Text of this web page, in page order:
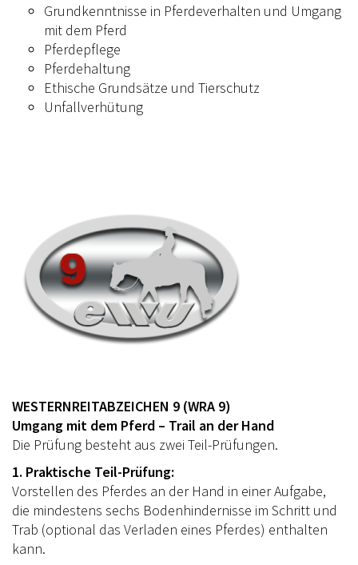
Grundkenntnisse in Pferdeverhalten und Umgang
mit dem Pferd
Pferdepflege
Pferdehaltung
Ethische Grundsätze und Tierschutz
Unfallverhütung
WESTERNREITABZEICHEN 9 (WRA 9)
Umgang mit dem Pferd – Trail an der Hand
Die Prüfung besteht aus zwei Teil-Prüfungen.
1. Praktische Teil-Prüfung:
Vorstellen des Pferdes an der Hand in einer Aufgabe,
die mindestens sechs Bodenhindernisse im Schritt und
Trab (optional das Verladen eines Pferdes) enthalten
kann.